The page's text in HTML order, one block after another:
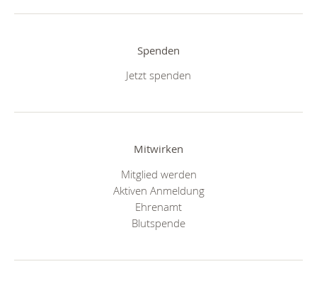
Spenden
Jetzt spenden
Mitwirken
Mitglied werden
Aktiven Anmeldung
Ehrenamt
Blutspende